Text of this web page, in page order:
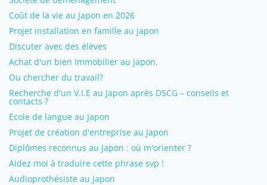
Coût de la vie au Japon en 2026
Projet installation en famille au japon
Discuter avec des élèves
Achat d'un bien immobilier au Japon.
Ou chercher du travail?
Recherche d'un V.I.E au Japon après DSCG – conseils et
contacts ?
Ecole de langue au Japon
Projet de création d'entreprise au Japon
Diplômes reconnus au Japon : où m'orienter ?
Aidez moi à traduire cette phrase svp !
Audioprothésiste au Japon